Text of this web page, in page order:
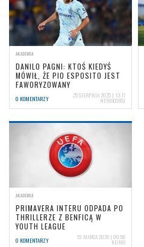
AKADEMIA
DANILO PAGNI: KTOŚ KIEDYŚ
MÓWIŁ, ŻE PIO ESPOSITO JEST
FAWORYZOWANY
0 KOMENTARZY 25 SIERPNIA 2025 | 13:17
NERIOCORSI
AKADEMIA
PRIMAVERA INTERU ODPADA PO
THRILLERZE Z BENFICĄ W
YOUTH LEAGUE
0 KOMENTARZY 19 MARCA 2026 | 00:56
KEJMO